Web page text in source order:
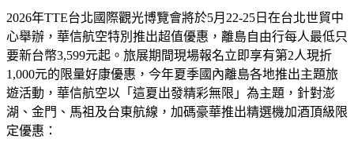
2026年TTE台北國際觀光博覽會將於5月22-25日在台北世貿中
心舉辦，華信航空特別推出超值優惠，離島自由行每人最低只
要新台幣3,599元起。旅展期間現場報名立即享有第2人現折
1,000元的限量好康優惠，今年夏季國內離島各地推出主題旅
遊活動，華信航空以「這夏出發精彩無限」為主題，針對澎
湖、金門、馬祖及台東航線，加碼豪華推出精選機加酒頂級限
定優惠：